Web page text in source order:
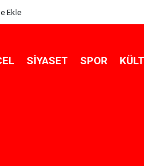
Ekle
SIYASET SPOR